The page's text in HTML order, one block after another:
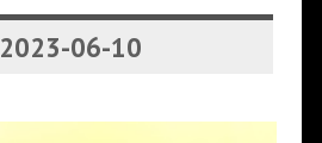
2023-06-10